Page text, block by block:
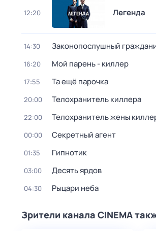
12:20 Легенда
14:30 Законопослушный
16:20 Мой парень - киллер
17:55 Та ещё парочка
20:00 Телохранитель киллера
22:00 Телохранитель жены
00:00 Секретный агент
01:35 Гипнотик
03:00 Десять ярдов
04:30 Рыцари неба
Зрители канала CINEMA